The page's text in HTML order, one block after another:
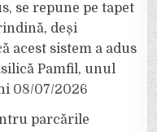
se repune pe tapet
deși
acest sistem a adus
Pamfil, unul
08/07/2026
parcările